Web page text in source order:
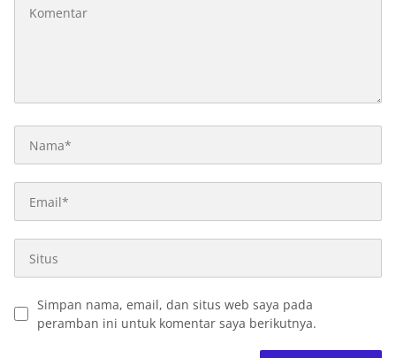
Simpan nama, email, dan situs web saya pada
peramban ini untuk komentar saya berikutnya.